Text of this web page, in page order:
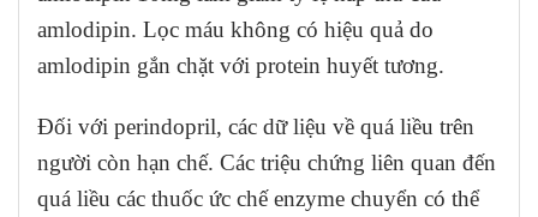
amlodipin. Lọc máu không có hiệu quả do
amlodipin gắn chặt với protein huyết tương.
Đối với perindopril, các dữ liệu về quá liều trên
người còn hạn chế. Các triệu chứng liên quan đến
quá liều các thuốc ức chế enzyme chuyển có thể